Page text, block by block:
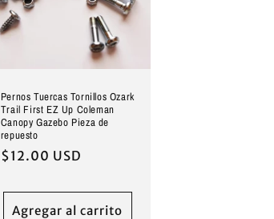
Pernos Tuercas Tornillos Ozark
Trail First EZ Up Coleman
Canopy Gazebo Pieza de
repuesto
Precio
$12.00 USD
Agregar al carrito